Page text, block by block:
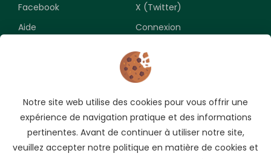
Facebook
X (Twitter)
Aide
Connexion
Souscrivez pour recevoir les meilleures opportunités.
Notre site web utilise des cookies pour vous offrir une
expérience de navigation pratique et des informations
pertinentes. Avant de continuer à utiliser notre site,
veuillez accepter notre politique en matière de cookies et